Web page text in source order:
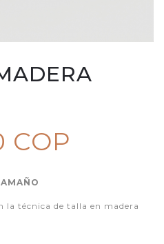
COP
la técnica de talla en madera